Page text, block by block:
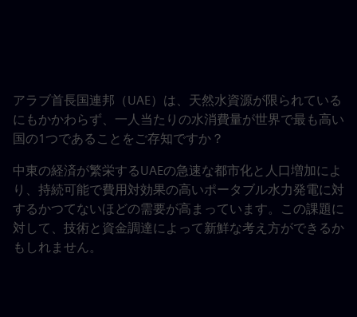
アラブ首長国連邦（UAE）は、天然水資源が限られている
にもかかわらず、一人当たりの水消費量が世界で最も高い
国の1つであることをご存知ですか？
中東の経済が繁栄するUAEの急速な都市化と人口増加によ
り、持続可能で費用対効果の高いポータブル水力発電に対
するかつてないほどの需要が高まっています。この課題に
対して、技術と資金調達によって新鮮な考え方ができるか
もしれません。